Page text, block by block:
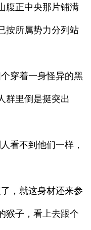
腹正中央那片铺满
按所属势力分列站
穿着一身怪异的黑
群里倒是挺突出
看不到他们一样，
，就这身材还来参
猴子，看上去跟个